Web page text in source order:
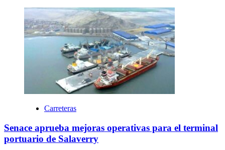
Carreteras
Senace aprueba mejoras operativas para el terminal
portuario de Salaverry